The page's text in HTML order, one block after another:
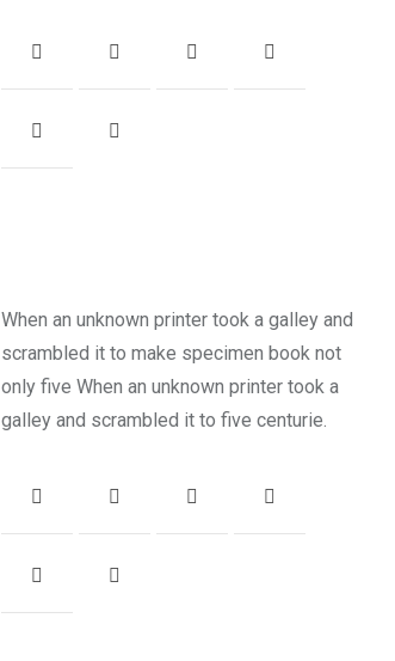
When an unknown printer took a galley and
scrambled it to make specimen book not
only five When an unknown printer took a
galley and scrambled it to five centurie.